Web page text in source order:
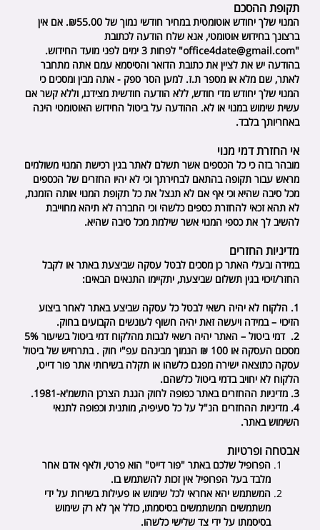
תקופת ההסכם
המנוי שלך יחודש אוטומטית במחיר חודשי נמוך של ₪55.00. אם אין
ברצונך בחידוש אוטומטי, אנא שלח הודעה לכתובת
"
office4date@gmail.com
" לפחות 3 ימים לפני מועד החידוש.
בהודעה יש את לציין את כתובת הדואר והסיסמא עמם אתה מתחבר
לאתר, שם מלא או מספר ת.ז. למען הסר ספק - אתה מבין ומסכים כי
המנוי שלך יחודש מדי חודש, ללא הודעה חודשית מצידנו, וללא קשר אם
עשית שימוש במנוי או לא. ההודעה על ביטול החידוש האוטומטי הינה
באחריותך בלבד.
אי החזרת דמי מנוי
מובהר בזה כי כל הכספים אשר תשלם לאתר בגין רכישת המנוי משולמים
מראש עבור תקופה בהתאם לבחירתך וכי לא יהיו החזרים של הכספים
מכל סיבה שהיא וכי אף אם לא תנצל את כל תקופת המנוי אותה הזמנת,
לא תהא זכאי להחזרת כספים כלשהי וכי החברה לא תיהא מחוייבת
להשיב לך את כספי המנוי אשר שילמת מכל סיבה שהיא.
מדיניות החזרים
במידה ובעלי האתר כן מסכים לבטל עסקה שביצעת באתר או לקבל
החזר/זיכוי בגין תשלום שביצעת, יתקיימו התנאים הבאים:
1. הלקוח לא יהיה רשאי לבטל כל עסקה שביצע באתר לאחר ביצוע
הזיכוי – במידה ויעשה זאת יהיה חשוף לעונשים הקבועים בחוק.
2. דמי ביטול – האתר יהיה רשאי לגבות מהלקוח דמי ביטול בשיעור 5%
מסכום העסקה או 100 ₪ הנמוך מבינהם עפ"י חוק . בתרחיש של ביטול
עסקה כתוצאה ישירה מפגם כלשהו או תקלה בשירותי אתר פור דייט,
הלקוח לא יחויב בדמי ביטול כלשהם.
3. מדיניות ההחזרים באתר כפופה לחוק הגנת הצרכן התשמ'א-1981.
4. מדיניות ההחזרים הנ"ל על כל סעיפיה, מותנית וכפופה לתנאי
השימוש באתר.
אבטחה ופרטיות
הפרופיל שלכם באתר "פור דייט" הוא פרטי, ולאף אדם אחר
מלבד בעל הפרופיל אין זכות להשתמש בו.
המשתמש יהא אחראי לכל שימוש או פעילות בשירות על ידי
משתמשים המשתמשים בסיסמתו, כולל אך לא רק שימוש
בסיסמתו על ידי צד שלישי כלשהו.